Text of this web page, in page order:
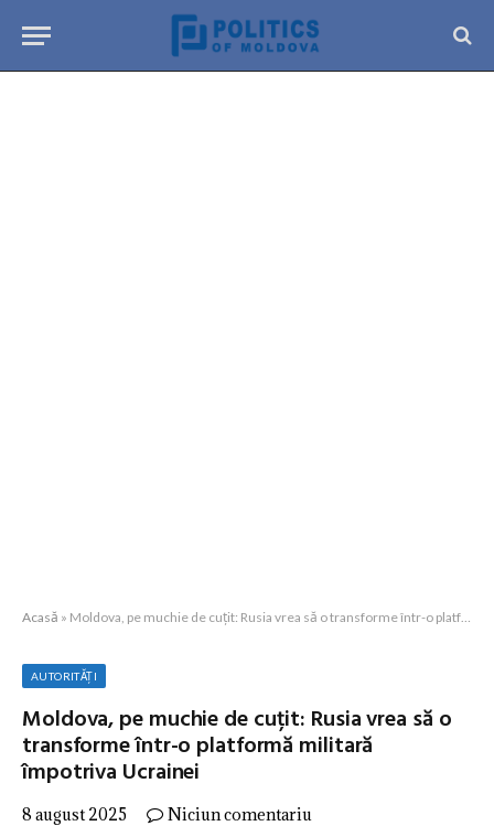
Acasă » Moldova, pe muchie de cuțit: Rusia vrea să o transforme într-o platformă militară împotriva Ucrainei
AUTORITĂȚI
Moldova, pe muchie de cuțit: Rusia vrea să o
transforme într-o platformă militară
împotriva Ucrainei
8 august 2025 Niciun comentariu